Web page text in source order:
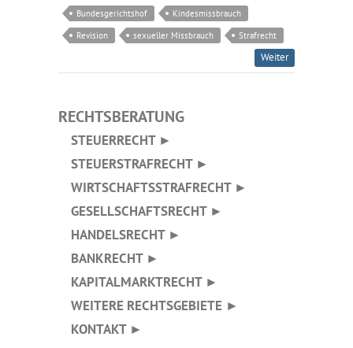
Bundesgerichtshof
Kindesmissbrauch
Revision
sexueller Missbrauch Strafrecht
Weiter
RECHTSBERATUNG
STEUERRECHT ►
STEUERSTRAFRECHT ►
WIRTSCHAFTSSTRAFRECHT ►
GESELLSCHAFTSRECHT ►
HANDELSRECHT ►
BANKRECHT ►
KAPITALMARKTRECHT ►
WEITERE RECHTSGEBIETE ►
KONTAKT ►